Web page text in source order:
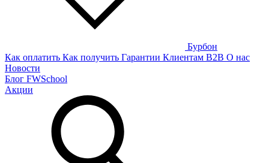
Бурбон
Как оплатить Как получить Гарантии Клиентам B2B О нас
Новости
Блог FWSchool
Акции